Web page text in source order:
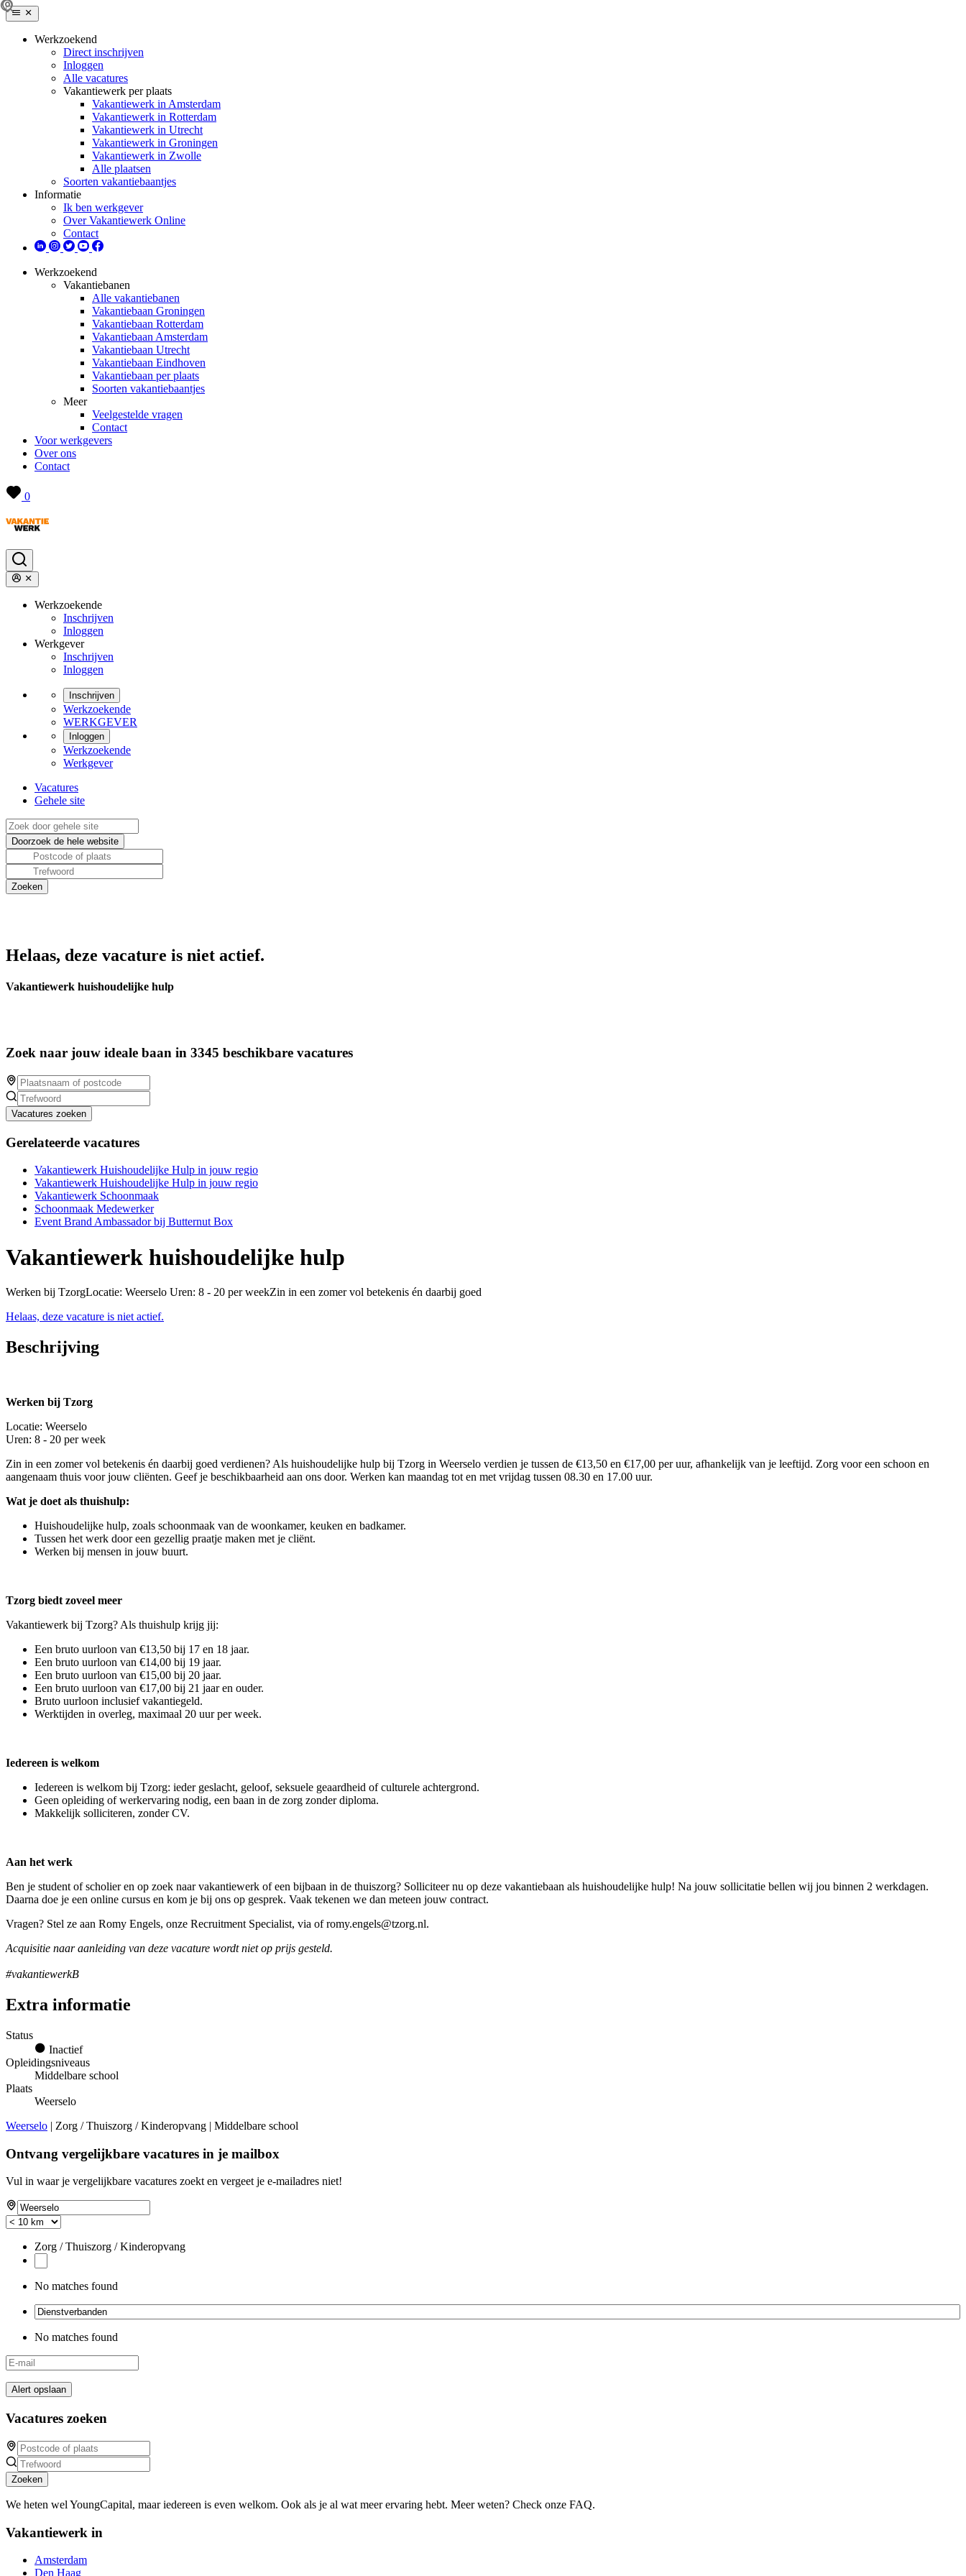
Werkzoekend
Direct inschrijven
Inloggen
Alle vacatures
Vakantiewerk per plaats
Vakantiewerk in Amsterdam
Vakantiewerk in Rotterdam
Vakantiewerk in Utrecht
Vakantiewerk in Groningen
Vakantiewerk in Zwolle
Alle plaatsen
Soorten vakantiebaantjes
Informatie
Ik ben werkgever
Over Vakantiewerk Online
Contact
Werkzoekend
Vakantiebanen
Alle vakantiebanen
Vakantiebaan Groningen
Vakantiebaan Rotterdam
Vakantiebaan Amsterdam
Vakantiebaan Utrecht
Vakantiebaan Eindhoven
Vakantiebaan per plaats
Soorten vakantiebaantjes
Meer
Veelgestelde vragen
Contact
Voor werkgevers
Over ons
Contact
0
Werkzoekende
Inschrijven
Inloggen
Werkgever
Inschrijven
Inloggen
Inschrijven
Werkzoekende
WERKGEVER
Inloggen
Werkzoekende
Werkgever
Vacatures
Gehele site
Helaas, deze vacature is niet actief.
Vakantiewerk huishoudelijke hulp
Zoek naar jouw ideale baan in 3345 beschikbare vacatures
Vacatures zoeken
Gerelateerde vacatures
Vakantiewerk Huishoudelijke Hulp in jouw regio
Vakantiewerk Huishoudelijke Hulp in jouw regio
Vakantiewerk Schoonmaak
Schoonmaak Medewerker
Event Brand Ambassador bij Butternut Box
Vakantiewerk huishoudelijke hulp
Werken bij TzorgLocatie: Weerselo Uren: 8 - 20 per weekZin in een zomer vol betekenis én daarbij goed
Helaas, deze vacature is niet actief.
Beschrijving
Werken bij Tzorg
Locatie: Weerselo
Uren: 8 - 20 per week
Zin in een zomer vol betekenis én daarbij goed verdienen? Als huishoudelijke hulp bij Tzorg in Weerselo verdien je tussen de €13,50 en €17,00 per uur, afhankelijk van je leeftijd. Zorg voor een schoon en
aangenaam thuis voor jouw cliënten. Geef je beschikbaarheid aan ons door. Werken kan maandag tot en met vrijdag tussen 08.30 en 17.00 uur.
Wat je doet als thuishulp:
Huishoudelijke hulp, zoals schoonmaak van de woonkamer, keuken en badkamer.
Tussen het werk door een gezellig praatje maken met je cliënt.
Werken bij mensen in jouw buurt.
Tzorg biedt zoveel meer
Vakantiewerk bij Tzorg? Als thuishulp krijg jij:
Een bruto uurloon van €13,50 bij 17 en 18 jaar.
Een bruto uurloon van €14,00 bij 19 jaar.
Een bruto uurloon van €15,00 bij 20 jaar.
Een bruto uurloon van €17,00 bij 21 jaar en ouder.
Bruto uurloon inclusief vakantiegeld.
Werktijden in overleg, maximaal 20 uur per week.
Iedereen is welkom
Iedereen is welkom bij Tzorg: ieder geslacht, geloof, seksuele geaardheid of culturele achtergrond.
Geen opleiding of werkervaring nodig, een baan in de zorg zonder diploma.
Makkelijk solliciteren, zonder CV.
Aan het werk
Ben je student of scholier en op zoek naar vakantiewerk of een bijbaan in de thuiszorg? Solliciteer nu op deze vakantiebaan als huishoudelijke hulp! Na jouw sollicitatie bellen wij jou binnen 2 werkdagen.
Daarna doe je een online cursus en kom je bij ons op gesprek. Vaak tekenen we dan meteen jouw contract.
Vragen? Stel ze aan Romy Engels, onze Recruitment Specialist, via of romy.engels@tzorg.nl.
Acquisitie naar aanleiding van deze vacature wordt niet op prijs gesteld.
#vakantiewerkB
Extra informatie
Status
Inactief
Opleidingsniveaus
Middelbare school
Plaats
Weerselo
Weerselo | Zorg / Thuiszorg / Kinderopvang | Middelbare school
Ontvang vergelijkbare vacatures in je mailbox
Vul in waar je vergelijkbare vacatures zoekt en vergeet je e-mailadres niet!
Zorg / Thuiszorg / Kinderopvang
No matches found
No matches found
Alert opslaan
Vacatures zoeken
Zoeken
We heten wel YoungCapital, maar iedereen is even welkom. Ook als je al wat meer ervaring hebt. Meer weten? Check onze FAQ.
Vakantiewerk in
Amsterdam
Den Haag